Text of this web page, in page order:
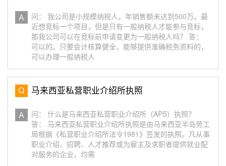
问： 我公司是小规模纳税人，年销售额未达到500万。最
近想竞标一个项目，但是只有一般纳税人才能参与竞标，
那我公司可以在竞标前申请变更为一般纳税人吗？ 答：
可以的。只要会计核算健全，能够提供准确税务资料的，
可以办理一般纳税人
马来西亚私营职业介绍所执照
问： 什么是马来西亚私营职业介绍所（APS）执照？
答： 马来西亚私营职业介绍所执照是由马来西亚半岛劳工
局根据《私营职业介绍所法令1981》签发的执照。凡从事
职业介绍、招聘、人才推荐或为雇主及求职者提供就业配
对服务的企业，均需